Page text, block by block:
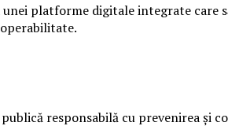
platforme digitale integrate
responsabilă cu prevenirea și